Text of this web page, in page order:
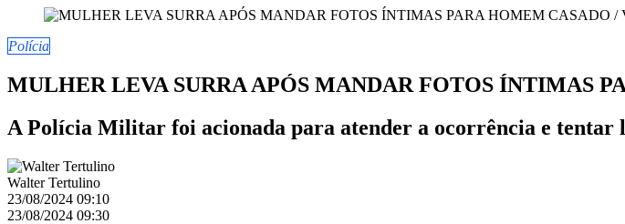
Polícia
MULHER LEVA SURRA APÓS MANDAR FOTOS ÍNTIMAS
A Polícia Militar foi acionada para atender a ocorrência e tentar
Walter Tertulino
23/08/2024 09:10
23/08/2024 09:30